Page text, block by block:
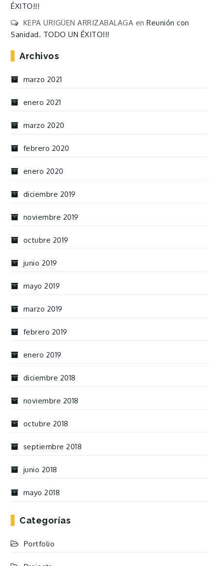
ÉXITO!!!
KEPA URIGÜEN ARRIZABALAGA enReunión con
Sanidad. TODO UN ÉXITO!!!
Archivos
marzo 2021
enero 2021
marzo 2020
febrero 2020
enero 2020
diciembre 2019
noviembre 2019
octubre 2019
junio 2019
mayo 2019
marzo 2019
febrero 2019
enero 2019
diciembre 2018
noviembre 2018
octubre 2018
septiembre 2018
junio 2018
mayo 2018
Categorías
Portfolio